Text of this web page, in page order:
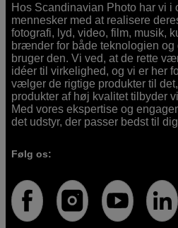
Hos Scandinavian Photo har vi i
mennesker med at realisere
fotografi, lyd, video, film, musik,
brænder for både teknologien og
bruger den. Vi ved, at de rette
idéer til virkelighed, og vi er her
vælger de rigtige produkter til
produkter af høj kvalitet tilbyder
Med vores ekspertise og
det udstyr, der passer bedst til
Følg os: